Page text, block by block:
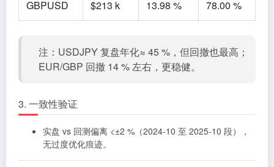
GBPUSD $213 k 13.98 % 78.00 %
注：USDJPY 复盘年化≈ 45 %，但回撤也最高；
EUR/GBP 回撤 14 % 左右，更稳健。
3. 一致性验证
实盘 vs 回测偏离 <±2 %（2024-10 至 2025-10 段），
无过度优化痕迹。